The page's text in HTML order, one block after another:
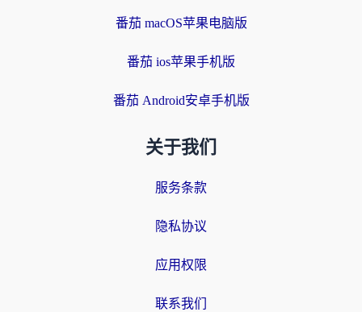
番茄 macOS苹果电脑版
番茄 ios苹果手机版
番茄 Android安卓手机版
关于我们
服务条款
隐私协议
应用权限
联系我们